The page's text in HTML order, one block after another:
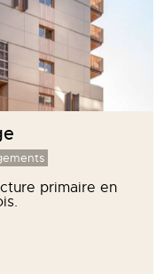
primaire en